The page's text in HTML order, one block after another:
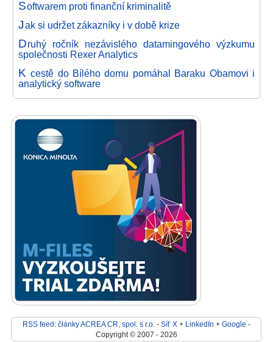
Softwarem proti finanční kriminalitě
Jak si udržet zákazníky i v době krize
Druhý ročník nezávislého datamingového výzkumu
společnosti Rexer Analytics
K cestě do Bílého domu pomáhal Baraku Obamovi i
analytický software
RSS feed: články ACREA CR, spol. s r.o. - Síť X+ LinkedIn + Google -
Copyright © 2007 - 2026